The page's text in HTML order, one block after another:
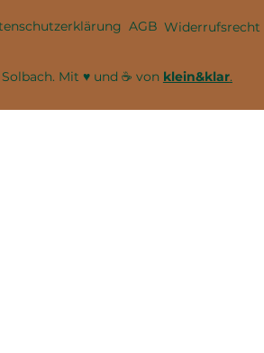
AGB Widerrufsrecht
Mit ♥ und ☕ von klein&klar.